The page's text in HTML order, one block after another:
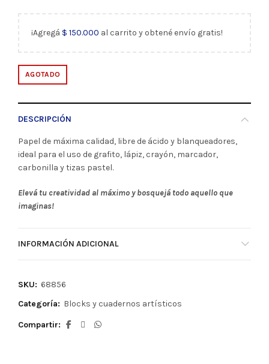
¡Agregá $ 150.000 al carrito y obtené envío gratis!
AGOTADO
DESCRIPCIÓN
Papel de máxima calidad, libre de ácido y blanqueadores,
ideal para el uso de grafito, lápiz, crayón, marcador,
carbonilla y tizas pastel.
Elevá tu creatividad al máximo y bosquejá todo aquello que
imaginas!
INFORMACIÓN ADICIONAL
SKU: 68856
Categoría: Blocks y cuadernos artísticos
Compartir